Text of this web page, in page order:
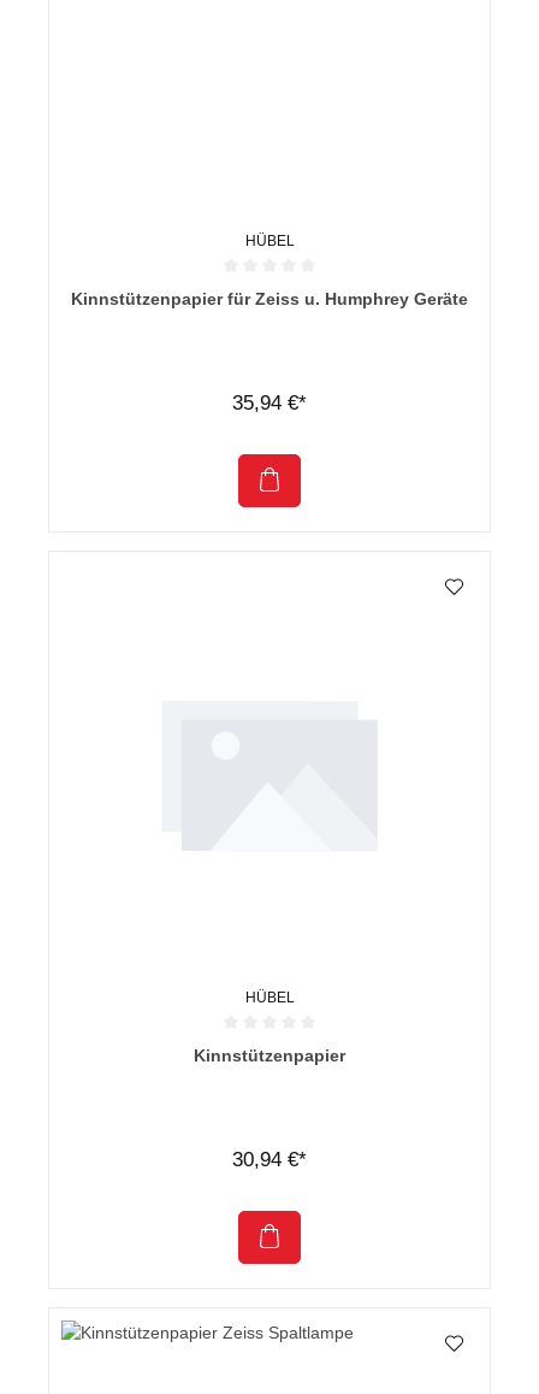
HÜBEL
Durchschnittliche Bewertung von 0 von 5 Sternen
Kinnstützenpapier für Zeiss u. Humphrey Geräte
35,94 €*
HÜBEL
Durchschnittliche Bewertung von 0 von 5 Sternen
Kinnstützenpapier
30,94 €*